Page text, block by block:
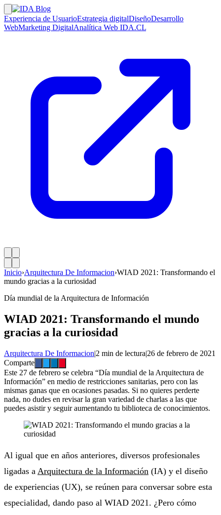
Experiencia de UsuarioEstrategia digitalDiseñoDesarrollo
WebMarketing DigitalAnalítica Web IDA.CL
Inicio›Arquitectura De Informacion›WIAD 2021: Transformando el
mundo gracias a la curiosidad
Día mundial de la Arquitectura de Información
WIAD 2021: Transformando el mundo
gracias a la curiosidad
Arquitectura De Informacion|2 min de lectura|26 de febrero de 2021
Comparte
Este 27 de febrero se celebra “Día mundial de la Arquitectura de
Información” en medio de restricciones sanitarias, pero con las
mismas ganas que en ocasiones pasadas. Si no quieres perderte
nada, no dudes en revisar la gran variedad de charlas a las que
puedes asistir y seguir aumentando tu biblioteca de conocimientos.
Al igual que en años anteriores, diversos profesionales
ligadas a Arquitectura de la Información (IA) y el diseño
de experiencias (UX), se reúnen para conversar sobre esta
especialidad, dando paso al WIAD 2021. ¿Pero cómo